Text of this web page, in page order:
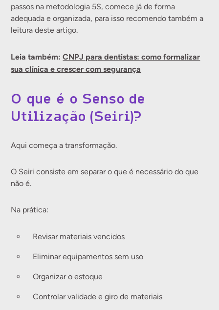
passos na metodologia 5S, comece já de forma
adequada e organizada, para isso recomendo também a
leitura deste artigo.
Leia também:CNPJ para dentistas: como formalizar
sua clínica e crescer com segurança
O que é o Senso de
Utilização (Seiri)?
Aqui começa a transformação.
O Seiri consiste em separar o que é necessário do que
não é.
Na prática:
Revisar materiais vencidos
Eliminar equipamentos sem uso
Organizar o estoque
Controlar validade e giro de materiais